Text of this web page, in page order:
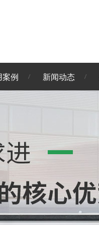
案例 新闻动态